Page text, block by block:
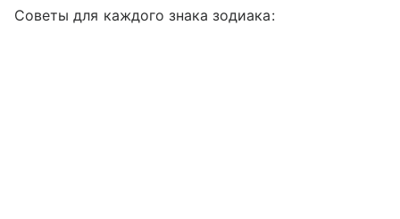
Советы для каждого знака зодиака: